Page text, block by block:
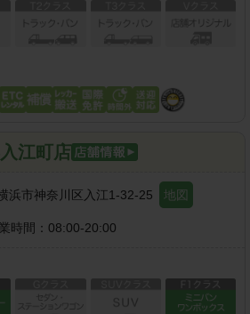
江町店
浜市神奈川区入江1-32-25 地図
時間： 08:00-20:00